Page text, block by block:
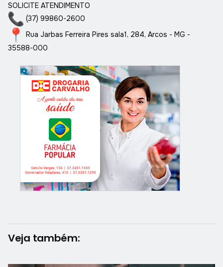
SOLICITE ATENDIMENTO
(37) 99860-2600
Rua Jarbas Ferreira Pires sala1, 284, Arcos - MG -
35588-000
Veja também: